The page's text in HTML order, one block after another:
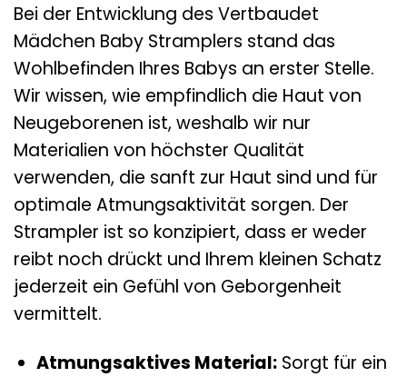
Bei der Entwicklung des Vertbaudet
Mädchen Baby Stramplers stand das
Wohlbefinden Ihres Babys an erster Stelle.
Wir wissen, wie empfindlich die Haut von
Neugeborenen ist, weshalb wir nur
Materialien von höchster Qualität
verwenden, die sanft zur Haut sind und für
optimale Atmungsaktivität sorgen. Der
Strampler ist so konzipiert, dass er weder
reibt noch drückt und Ihrem kleinen Schatz
jederzeit ein Gefühl von Geborgenheit
vermittelt.
Atmungsaktives Material:Sorgt für ein